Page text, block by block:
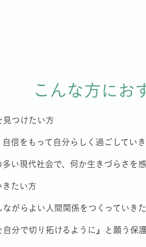
こんな方にお
見つけたい方
信をもって自分らしく過ごしてい
多い現代社会で、何か生きづらさを
きたい方
ながらよい人間関係をつくっていき
自分で切り拓けるように』と願う保